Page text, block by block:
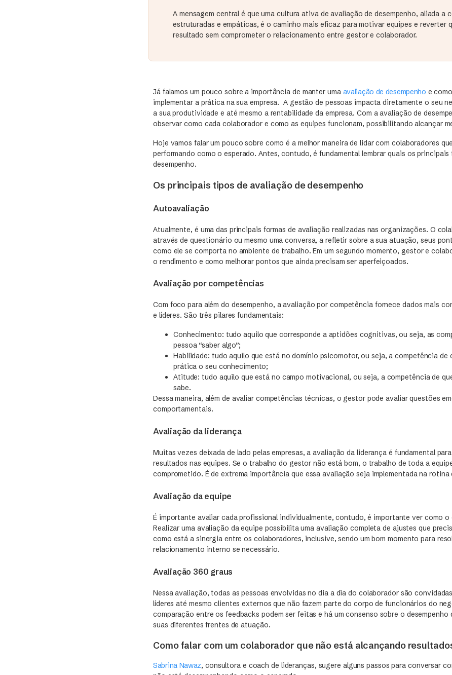
A mensagem central é que uma cultura ativa de avaliação de desempenho, aliada a
estruturadas e empáticas, é o caminho mais eficaz para motivar equipes e reverter
resultado sem comprometer o relacionamento entre gestor e colaborador.
Já falamos um pouco sobre a importância de manter uma avaliação de desempenho e
implementar a prática na sua empresa. A gestão de pessoas impacta diretamente o seu
a sua produtividade e até mesmo a rentabilidade da empresa. Com a avaliação de
observar como cada colaborador e como as equipes funcionam, possibilitando alcançar
Hoje vamos falar um pouco sobre como é a melhor maneira de lidar com colaboradores
performando como o esperado. Antes, contudo, é fundamental lembrar quais os
desempenho.
Os principais tipos de avaliação de desempenho
Autoavaliação
Atualmente, é uma das principais formas de avaliação realizadas nas organizações. O
através de questionário ou mesmo uma conversa, a refletir sobre a sua atuação, seus
como ele se comporta no ambiente de trabalho. Em um segundo momento, gestor e
o rendimento e como melhorar pontos que ainda precisam ser aperfeiçoados.
Avaliação por competências
Com foco para além do desempenho, a avaliação por competência fornece dados mais
e líderes. São três pilares fundamentais:
Conhecimento: tudo aquilo que corresponde a aptidões cognitivas, ou seja, as
pessoa “saber algo”;
Habilidade: tudo aquilo que está no domínio psicomotor, ou seja, a competência de
prática o seu conhecimento;
Atitude: tudo aquilo que está no campo motivacional, ou seja, a competência de
sabe.
Dessa maneira, além de avaliar competências técnicas, o gestor pode avaliar questões
comportamentais.
Avaliação da liderança
Muitas vezes deixada de lado pelas empresas, a avaliação da liderança é fundamental
resultados nas equipes. Se o trabalho do gestor não está bom, o trabalho de toda a
comprometido. É de extrema importância que essa avaliação seja implementada na rotina
Avaliação da equipe
É importante avaliar cada profissional individualmente, contudo, é importante ver como
Realizar uma avaliação da equipe possibilita uma avaliação completa de ajustes que
como está a sinergia entre os colaboradores, inclusive, sendo um bom momento para
relacionamento interno se necessário.
Avaliação 360 graus
Nessa avaliação, todas as pessoas envolvidas no dia a dia do colaborador são
líderes até mesmo clientes externos que não fazem parte do corpo de funcionários do
comparação entre os feedbacks podem ser feitas e há um consenso sobre o desempenho
suas diferentes frentes de atuação.
Como falar com um colaborador que não está alcançando
Sabrina Nawaz, consultora e coach de lideranças, sugere alguns passos para conversar